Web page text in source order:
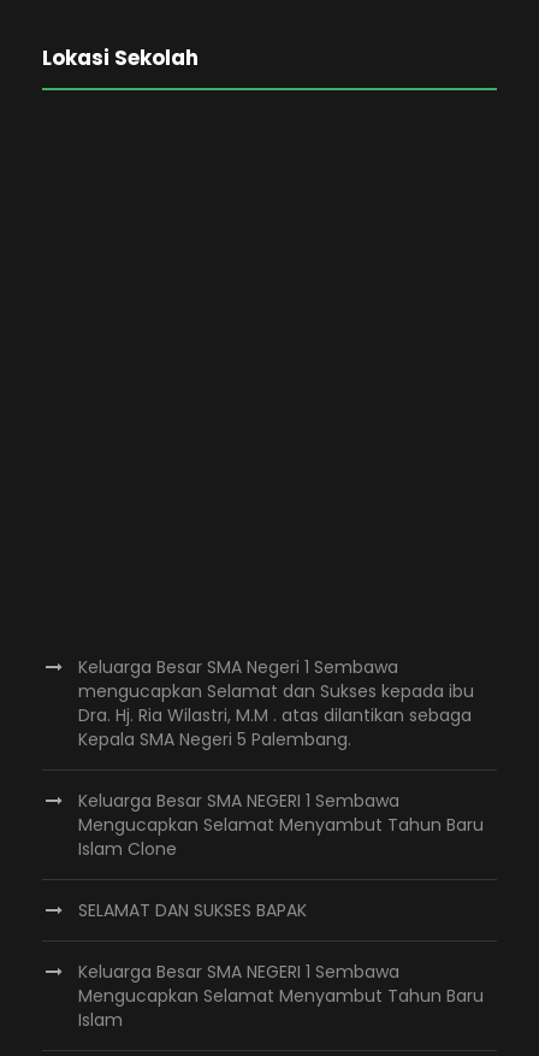
Lokasi Sekolah
Keluarga Besar SMA Negeri 1 Sembawa
mengucapkan Selamat dan Sukses kepada ibu
Dra. Hj. Ria Wilastri, M.M . atas dilantikan sebaga
Kepala SMA Negeri 5 Palembang.
Keluarga Besar SMA NEGERI 1 Sembawa
Mengucapkan Selamat Menyambut Tahun Baru
Islam Clone
SELAMAT DAN SUKSES BAPAK
Keluarga Besar SMA NEGERI 1 Sembawa
Mengucapkan Selamat Menyambut Tahun Baru
Islam